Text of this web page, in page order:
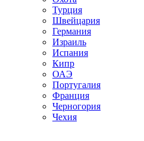
Турция
Швейцария
Германия
Израиль
Испания
Кипр
ОАЭ
Португалия
Франция
Черногория
Чехия